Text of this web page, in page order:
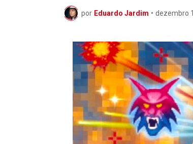
por Eduardo Jardim • dezembro